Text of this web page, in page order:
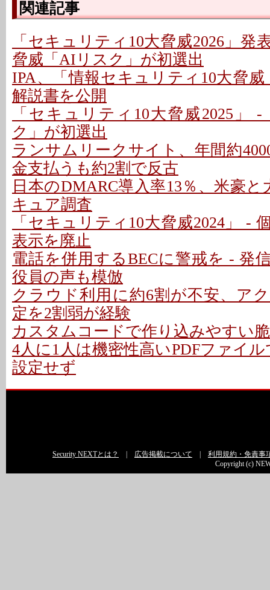
関連記事
「セキュリティ10大脅威2026」発
脅威「AIリスク」が初選出
IPA、「情報セキュリティ10大脅威
解説書を公開
「セキュリティ10大脅威2025」
ク」が初選出
ランサムリークサイト、年間約
金支払うも約2割で反古
日本のDMARC導入率13％、米豪
キュア調査
「セキュリティ10大脅威2024」 -
表示を廃止
電話を併用するBECに警戒を - 発
役員の声も模倣
クラウド利用に約6割が不安、ア
定を2割弱が経験
カスタムコードで作り込みやすい
4人に1人は機密性高いPDFファイ
設定せず
Security NEXTとは？ 広告掲載について
利用規約・免責事
Copyright (c)